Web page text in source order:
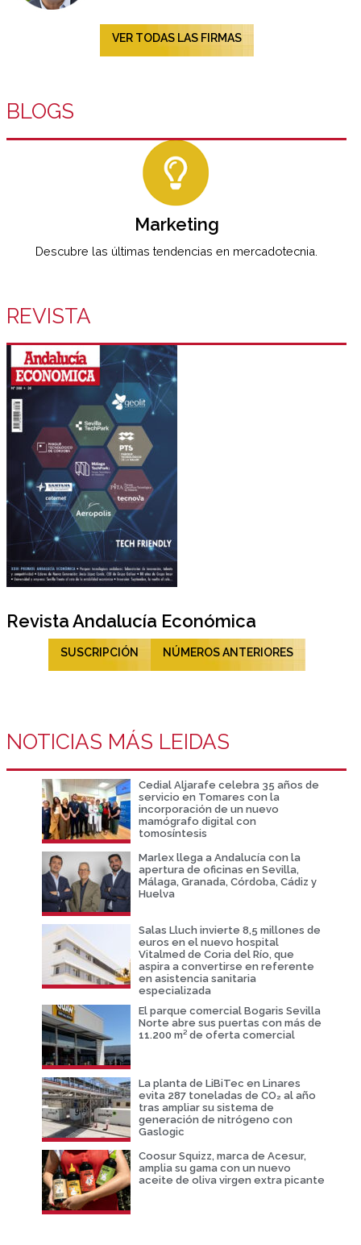
VER TODAS LAS FIRMAS
BLOGS
Marketing
Descubre las últimas tendencias en mercadotecnia.
REVISTA
Revista Andalucía Económica
SUSCRIPCIÓN NÚMEROS ANTERIORES
NOTICIAS MÁS LEIDAS
Cedial Aljarafe celebra 35 años de
servicio en Tomares con la
incorporación de un nuevo
mamógrafo digital con
tomosíntesis
Marlex llega a Andalucía con la
apertura de oficinas en Sevilla,
Málaga, Granada, Córdoba, Cádiz y
Huelva
Salas Lluch invierte 8,5 millones de
euros en el nuevo hospital
Vitalmed de Coria del Río, que
aspira a convertirse en referente
en asistencia sanitaria
especializada
El parque comercial Bogaris Sevilla
Norte abre sus puertas con más de
11.200 m² de oferta comercial
La planta de LiBiTec en Linares
evita 287 toneladas de CO₂ al año
tras ampliar su sistema de
generación de nitrógeno con
Gaslogic
Coosur Squizz, marca de Acesur,
amplia su gama con un nuevo
aceite de oliva virgen extra picante